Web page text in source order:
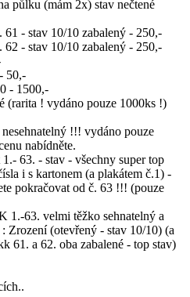
půlku (mám 2x) stav nečtené
- stav 10/10 zabalený - 250,-
- stav 10/10 zabalený - 250,-
50,-
- 1500,-
(rarita ! vydáno pouze 1000ks !)
!!! vydáno pouze
nabídněte.
63. - stav - všechny super top
i s kartonem (a plakátem č.1) -
pokračovat od č. 63 !!! (pouze
1.-63. velmi těžko sehnatelný a
(otevřený - stav 10/10) (a
61. a 62. oba zabalené - top stav)